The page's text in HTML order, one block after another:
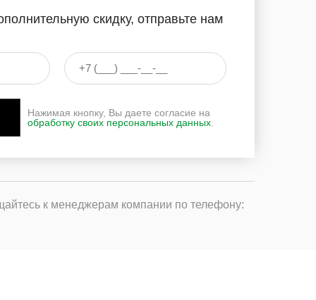
скидку, отправьте нам
Нажимая кнопку, Вы даете согласие на
обработку своих персональных данных
к менеджерам компании по телефону: